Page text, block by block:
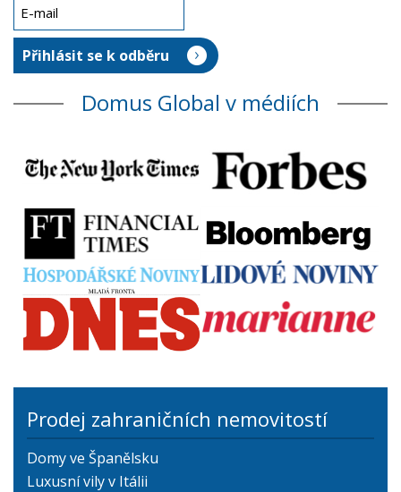
Domus Global v médiích
Prodej zahraničních nemovitostí
Domy ve Španělsku
Luxusní vily v Itálii